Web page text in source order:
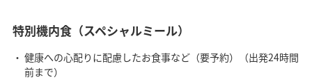
特別機内食（スペシャルミール）
健康への心配りに配慮したお食事など（要予約）（出発24時間
前まで）